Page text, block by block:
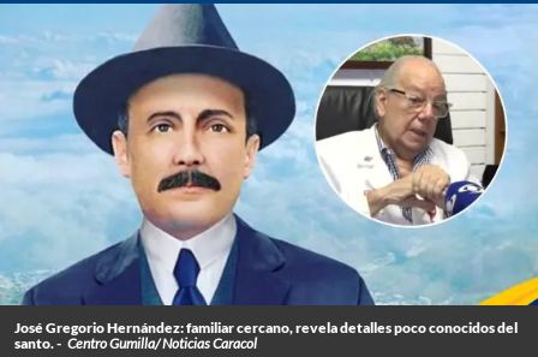
José Gregorio Hernández: familiar cercano, revela detalles poco conocidos del
santo. - Centro Gumilla/ Noticias Caracol